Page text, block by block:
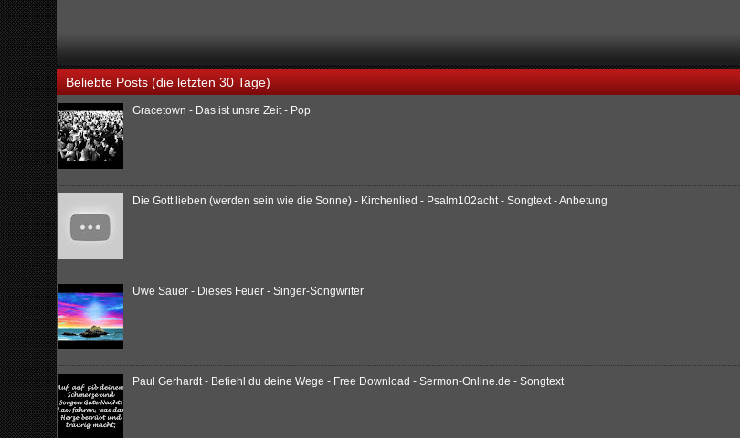
Beliebte Posts (die letzten 30 Tage)
Gracetown - Das ist unsre Zeit - Pop
Die Gott lieben (werden sein wie die Sonne) - Kirchenlied - Psalm102acht - Songtext - Anbetung
Uwe Sauer - Dieses Feuer - Singer-Songwriter
Paul Gerhardt - Befiehl du deine Wege - Free Download - Sermon-Online.de - Songtext